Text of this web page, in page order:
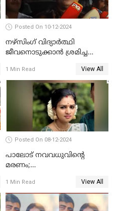
Posted On 10-12-2024
നഴ്‌സിംഗ് വിദ്യാർത്ഥി
ജീവനൊടുക്കാന്‍ ശ്രമിച്ച
മാറ്റിയതായി മൻസൂർ
ആശുപത്രി എം.ഡി ഷംസുദ്ദീൻ
1 Min Read View All
Posted On 08-12-2024
പാലോട് നവവധുവിന്റെ
മരണം;
സ്ഥിരീകരിച്ച് പൊലീസ്
1 Min Read View All